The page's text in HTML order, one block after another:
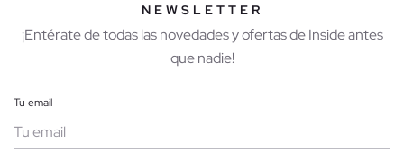
NEWSLETTER
¡Entérate de todas las novedades y ofertas de Inside antes
que nadie!
Tu email